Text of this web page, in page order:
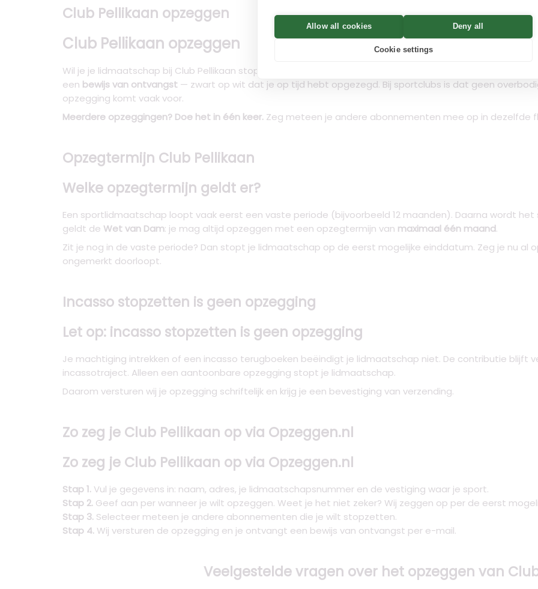
Allow all cookies Deny all
Cookie settings
Club Pellikaan opzeggen
Club Pellikaan opzeggen
Wil je je lidmaatschap bij Club Pellikaan stopzetten? Via Opzeggen.nl regel je de opzegging in een paar
een bewijs van ontvangst — zwart op wit dat je op tijd hebt opgezegd. Bij sportclubs is dat geen
opzegging komt vaak voor.
Meerdere opzeggingen? Doe het in één keer. Zeg meteen je andere abonnementen mee op in dezelfde
Opzegtermijn Club Pellikaan
Welke opzegtermijn geldt er?
Een sportlidmaatschap loopt vaak eerst een vaste periode (bijvoorbeeld 12 maanden). Daarna wordt
geldt de Wet van Dam: je mag altijd opzeggen met een opzegtermijn van maximaal één maand.
Zit je nog in de vaste periode? Dan stopt je lidmaatschap op de eerst mogelijke einddatum. Zeg je nu al
ongemerkt doorloopt.
Incasso stopzetten is geen opzegging
Let op: incasso stopzetten is geen opzegging
Je machtiging intrekken of een incasso terugboeken beëindigt je lidmaatschap niet. De contributie blijft
incassotraject. Alleen een aantoonbare opzegging stopt je lidmaatschap.
Daarom versturen wij je opzegging schriftelijk en krijg je een bevestiging van verzending.
Zo zeg je Club Pellikaan op via Opzeggen.nl
Zo zeg je Club Pellikaan op via Opzeggen.nl
Stap 1. Vul je gegevens in: naam, adres, je lidmaatschapsnummer en de vestiging waar je sport.
Stap 2. Geef aan per wanneer je wilt opzeggen. Weet je het niet zeker? Wij zeggen op per de eerst
Stap 3. Selecteer meteen je andere abonnementen die je wilt stopzetten.
Stap 4. Wij versturen de opzegging en je ontvangt een bewijs van ontvangst per e-mail.
Veelgestelde vragen over het opzeggen van